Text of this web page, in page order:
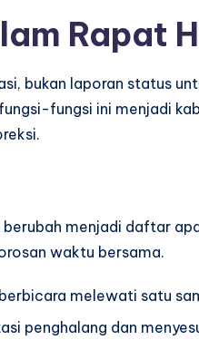
Rapat
bukan laporan status
fungsi ini menjadi
menjadi daftar
waktu bersama.
melewati satu
penghalang dan